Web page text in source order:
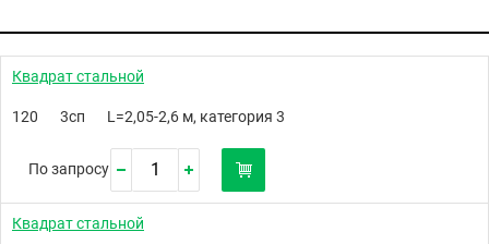
Квадрат стальной
120 3сп L=2,05-2,6 м, категория 3
По запросу
Квадрат стальной